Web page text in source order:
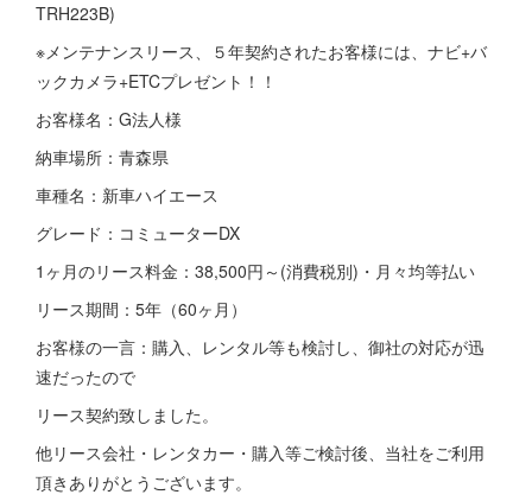
TRH223B)
※メンテナンスリース、５年契約されたお客様には、ナビ+バ
ックカメラ+ETCプレゼント！！
お客様名：G法人様
納車場所：青森県
車種名：新車ハイエース
グレード：コミューターDX
1ヶ月のリース料金：38,500円～(消費税別)・月々均等払い
リース期間：5年（60ヶ月）
お客様の一言：購入、レンタル等も検討し、御社の対応が迅
速だったので
リース契約致しました。
他リース会社・レンタカー・購入等ご検討後、当社をご利用
頂きありがとうございます。